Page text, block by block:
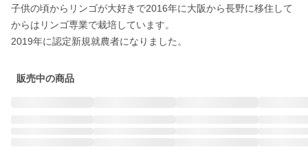
子供の頃からリンゴが大好きで2016年に大阪から長野に移住して
からはリンゴ専業で栽培しています。
販売中の商品